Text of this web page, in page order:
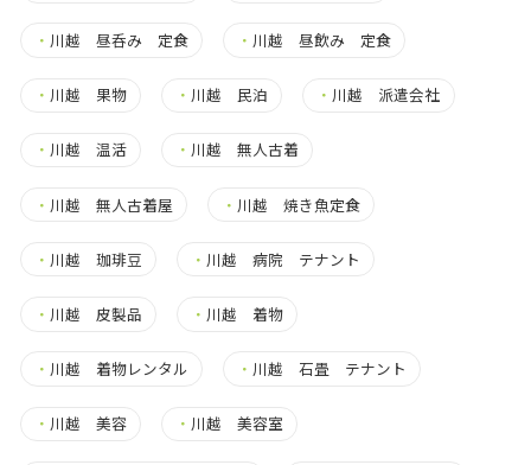
・ 川越 昼呑み 定食 ・ 川越 昼飲み 定食
・ 川越 果物 ・ 川越 民泊 ・ 川越 派遣会社
・ 川越 温活 ・ 川越 無人古着
・ 川越 無人古着屋 ・ 川越 焼き魚定食
・ 川越 珈琲豆 ・ 川越 病院 テナント
・ 川越 皮製品 ・ 川越 着物
・ 川越 着物レンタル ・ 川越 石畳 テナント
・ 川越 美容 ・ 川越 美容室